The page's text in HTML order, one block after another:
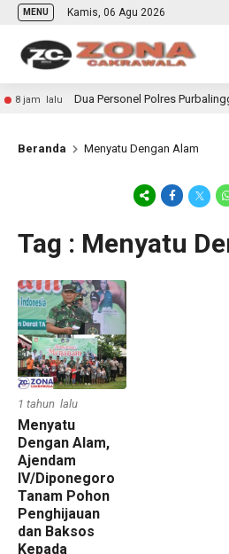
MENU Kamis, 06 Agu 2026
8 jam lalu Dua Personel Polres
Beranda Menyatu Dengan Alam
Tag : Menyatu
1 tahun lalu
Menyatu
Dengan Alam,
Ajendam
IV/Diponegoro
Tanam Pohon
Penghijauan
dan Baksos
Kepada